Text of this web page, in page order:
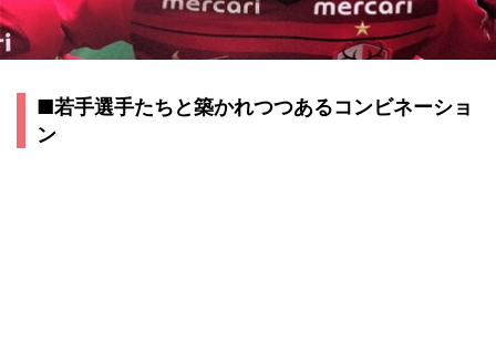
■若手選手たちと築かれつつあるコンビネーショ
ン